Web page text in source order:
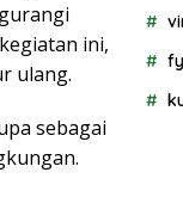
ini,
ulang.
sebagai